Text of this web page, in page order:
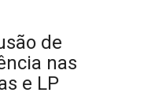
de
nas
e LP